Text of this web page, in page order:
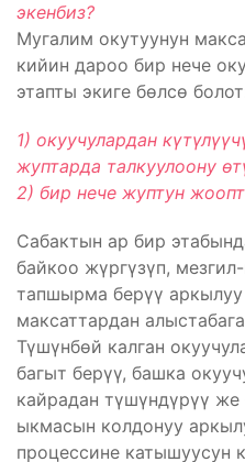
экенбиз?
Мугалим окутуунун
кийин дароо бир нече
этапты экиге бөлсө
1) окуучулардан
жуптарда талкуулоону
2) бир нече жуптун
Сабактын ар бир
байкоо жүргүзүп,
тапшырма берүү аркылуу
максаттардан
Түшүнбөй калган
багыт берүү, башка
кайрадан түшүндүрүү
ыкмасын колдонуу
процессине катышуусун